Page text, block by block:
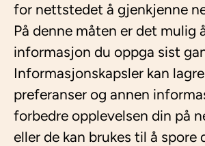
for nettstedet å gjenkjenne
På denne måten er det mulig
informasjon du oppga sist
Informasjonskapsler kan
preferanser og annen
forbedre opplevelsen din på
eller de kan brukes til å spore